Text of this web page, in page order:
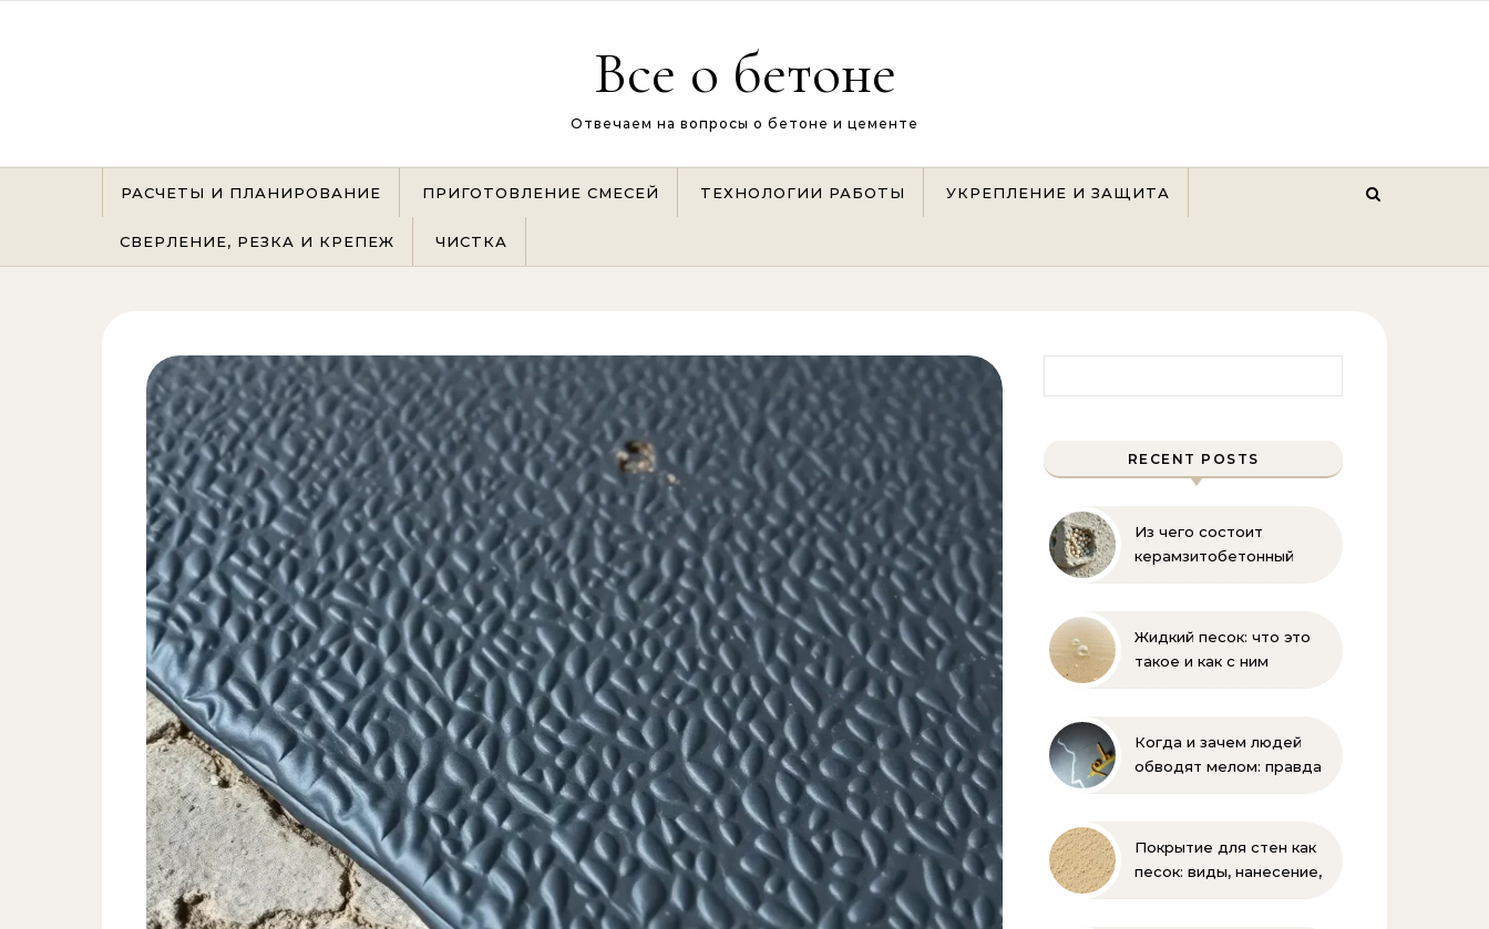
Все о бетоне
Отвечаем на вопросы о бетоне и цементе
РАСЧЕТЫ И ПЛАНИРОВАНИЕ ПРИГОТОВЛЕНИЕ СМЕСЕЙ ТЕХНОЛОГИИ РАБОТЫ УКРЕПЛЕНИЕ И ЗАЩИТА
СВЕРЛЕНИЕ, РЕЗКА И КРЕПЕЖ ЧИСТКА
RECENT POSTS
Из чего состоит
керамзитобетонный
Жидкий песок: что это
такое и как с ним
Когда и зачем людей
обводят мелом: правда
Покрытие для стен как
песок: виды, нанесение,